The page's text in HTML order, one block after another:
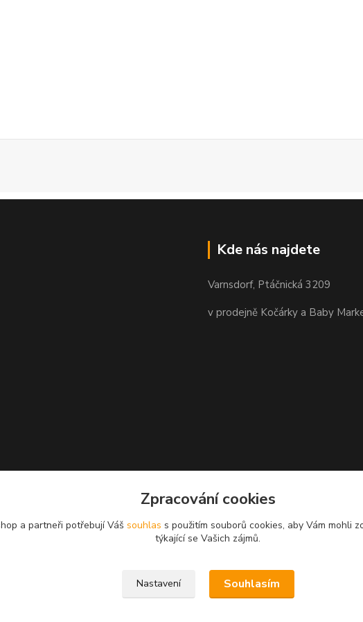
Kde nás najdete
Varnsdorf, Ptáčnická 3209
v prodejně Kočárky a Baby
Zpracování cookies
a partneři potřebují Váš souhlas s použitím souborů cookies, aby Vám mohli
týkající se Vašich zájmů.
Nastavení Souhlasím